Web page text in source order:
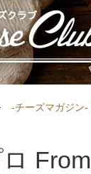
-チーズマガジン
ロ